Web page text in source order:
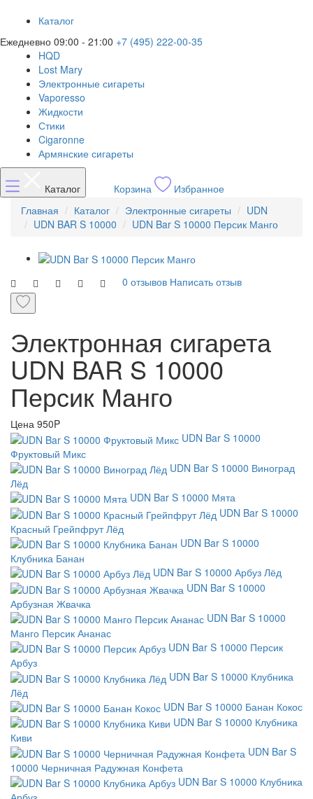
Каталог
Ежедневно 09:00 - 21:00 +7 (495) 222-00-35
HQD
Lost Mary
Электронные сигареты
Vaporesso
Жидкости
Стики
Cigaronne
Армянские сигареты
Каталог Корзина
Избранное
Главная
Каталог Электронные сигареты
UDN
UDN BAR S 10000
UDN Bar S 10000 Персик Манго
0 отзывов Написать отзыв
Электронная сигарета
UDN BAR S 10000
Персик Манго
Цена 950P
UDN Bar S 10000
Фруктовый Микс
UDN Bar S 10000 Виноград
Лёд
UDN Bar S 10000 Мята
UDN Bar S 10000
Красный Грейпфрут Лёд
UDN Bar S 10000
Клубника Банан
UDN Bar S 10000 Арбуз Лёд
UDN Bar S 10000
Арбузная Жвачка
UDN Bar S 10000
Манго Персик Ананас
UDN Bar S 10000 Персик
Арбуз
UDN Bar S 10000 Клубника
Лёд
UDN Bar S 10000 Банан Кокос
UDN Bar S 10000 Клубника
Киви
UDN Bar S
10000 Черничная Радужная Конфета
UDN Bar S 10000 Клубника